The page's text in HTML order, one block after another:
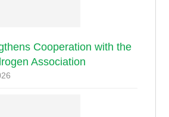
Cooperation with the
Association